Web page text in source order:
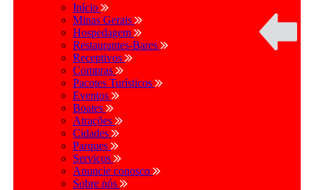
Início
Minas Gerais
Hospedagem
Restaurantes-Bares
Receptivos
Compras
Pacotes Turísticos
Eventos
Boates
Atrações
Cidades
Parques
Serviços
Anuncie conosco
Sobre nós